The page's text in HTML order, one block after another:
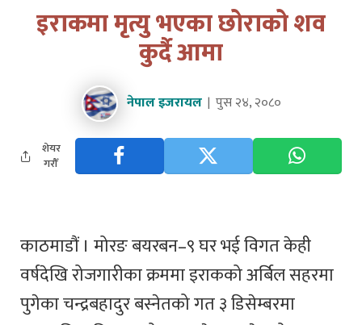
इराकमा मृत्यु भएका छोराको शव
कुर्दै आमा
नेपाल इजरायल पुस २४, २०८०
शेयर
गरौँ
काठमाडौं । मोरङ बयरबन–९ घर भई विगत केही
वर्षदेखि रोजगारीका क्रममा इराकको अर्बिल सहरमा
पुगेका चन्द्रबहादुर बस्नेतको गत ३ डिसेम्बरमा